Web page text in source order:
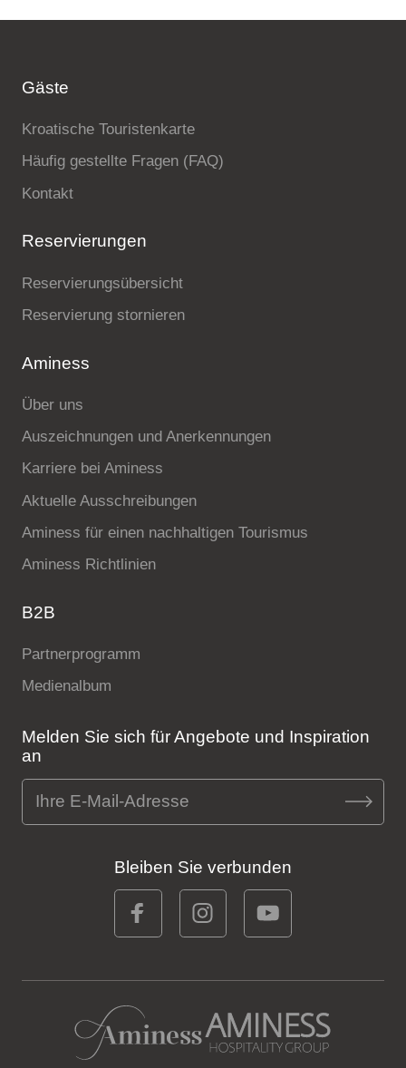
Gäste
Kroatische Touristenkarte
Häufig gestellte Fragen (FAQ)
Kontakt
Reservierungen
Reservierungsübersicht
Reservierung stornieren
Aminess
Über uns
Auszeichnungen und Anerkennungen
Karriere bei Aminess
Aktuelle Ausschreibungen
Aminess für einen nachhaltigen Tourismus
Aminess Richtlinien
B2B
Partnerprogramm
Medienalbum
Melden Sie sich für Angebote und Inspiration
an
Bleiben Sie verbunden